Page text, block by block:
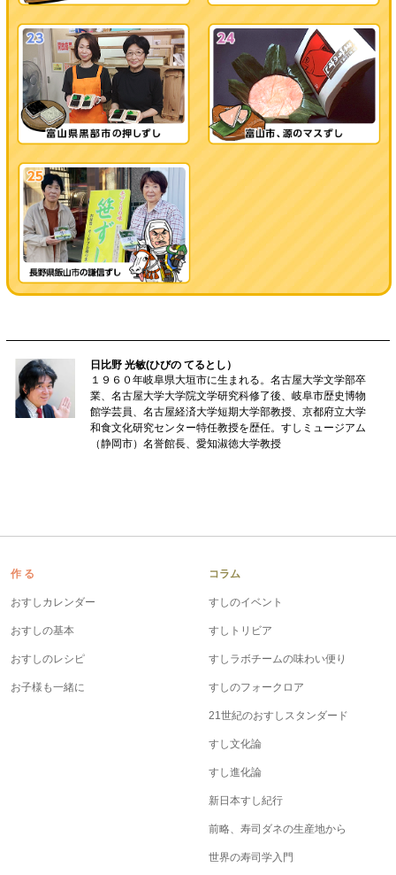
日比野 光敏(ひびの てるとし）
１９６０年岐阜県大垣市に生まれる。名古屋大学文学部卒
業、名古屋大学大学院文学研究科修了後、岐阜市歴史博物
館学芸員、名古屋経済大学短期大学部教授、京都府立大学
和食文化研究センター特任教授を歴任。すしミュージアム
（静岡市）名誉館長、愛知淑徳大学教授
作 る
おすしカレンダー
おすしの基本
おすしのレシピ
お子様も一緒に
コラム
すしのイベント
すしトリビア
すしラボチームの味わい便り
すしのフォークロア
21世紀のおすしスタンダード
すし文化論
すし進化論
新日本すし紀行
前略、寿司ダネの生産地から
世界の寿司学入門